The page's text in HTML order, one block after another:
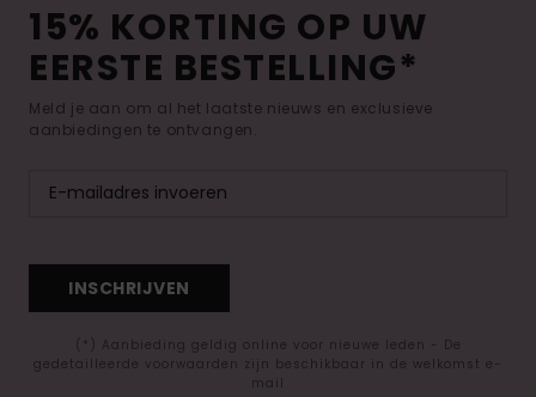
15% KORTING OP UW
EERSTE BESTELLING*
Meld je aan om al het laatste nieuws en exclusieve
aanbiedingen te ontvangen.
INSCHRIJVEN
(*) Aanbieding geldig online voor nieuwe leden - De
gedetailleerde voorwaarden zijn beschikbaar in de welkomst e-
mail